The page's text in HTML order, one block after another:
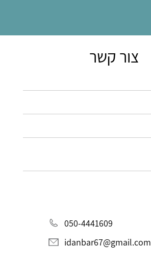
צור קשר
050-4441609
idanbar67@gmail.com